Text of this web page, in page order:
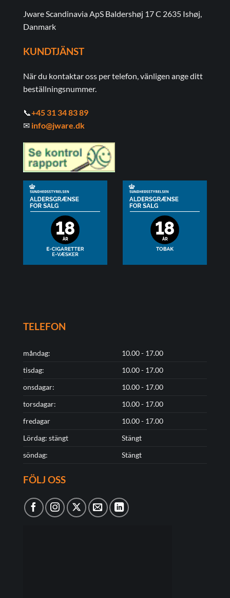
Jware Scandinavia ApS Baldershøj 17 C 2635 Ishøj,
Danmark
KUNDTJÄNST
När du kontaktar oss per telefon, vänligen ange ditt
beställningsnummer.
📞+45 31 34 83 89
✉ info@jware.dk
TELEFON
måndag:
10.00 - 17.00
tisdag:
10.00 - 17.00
onsdagar:
10.00 - 17.00
torsdagar:
10.00 - 17.00
fredagar
10.00 - 17.00
Lördag: stängt
Stängt
söndag:
Stängt
FÖLJ OSS